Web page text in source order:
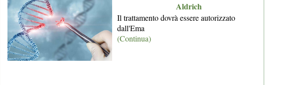
Aldrich
Il trattamento dovrà essere autorizzato
dall'Ema
(Continua)